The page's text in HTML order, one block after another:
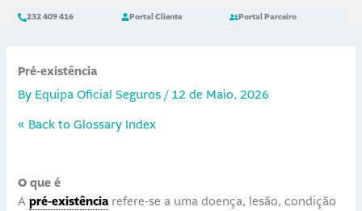
content
232 409 416 Portal Cliente Portal Parceiro
Pré-existência
By Equipa Oficial Seguros/ 12 de Maio, 2026
« Back to Glossary Index
O que é
Apré-existênciarefere-se a uma doença, lesão, condição